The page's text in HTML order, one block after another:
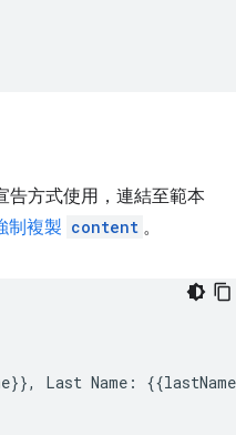
告方式使用，連結至範本
制複製 content 。
Last Name: